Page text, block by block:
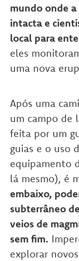
mundo onde
intacta e
local para
eles
uma nova
Após uma
um campo de
feita por um
guias e o uso
equipamento
lá mesmo), é
embaixo,
subterrâneo
veios de
sem fim.
explorar